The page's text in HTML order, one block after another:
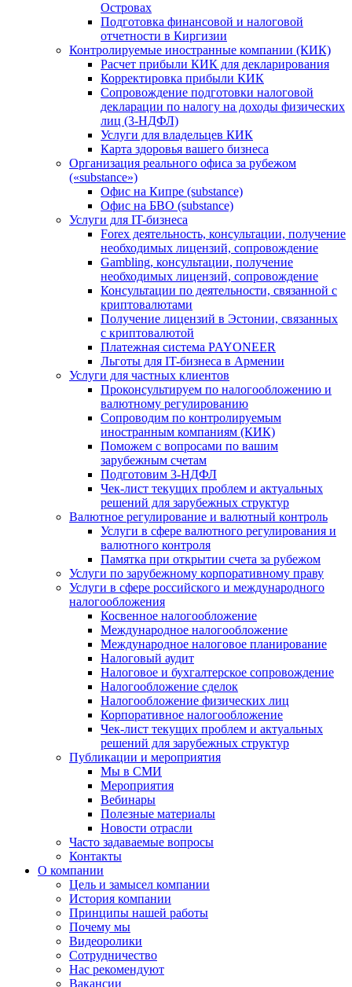
Островах
Подготовка финансовой и налоговой
отчетности в Киргизии
Контролируемые иностранные компании (КИК)
Расчет прибыли КИК для декларирования
Корректировка прибыли КИК
Сопровождение подготовки налоговой
декларации по налогу на доходы физических
лиц (3-НДФЛ)
Услуги для владельцев КИК
Карта здоровья вашего бизнеса
Организация реального офиса за рубежом
(«substance»)
Офис на Кипре (substance)
Офис на БВО (substance)
Услуги для IT-бизнеса
Forex деятельность, консультации, получение
необходимых лицензий, сопровождение
Gambling, консультации, получение
необходимых лицензий, сопровождение
Консультации по деятельности, связанной с
криптовалютами
Получение лицензий в Эстонии, связанных
с криптовалютой
Платежная система PAYONEER
Льготы для IT-бизнеса в Армении
Услуги для частных клиентов
Проконсультируем по налогообложению и
валютному регулированию
Сопроводим по контролируемым
иностранным компаниям (КИК)
Поможем с вопросами по вашим
зарубежным счетам
Подготовим 3-НДФЛ
Чек-лист текущих проблем и актуальных
решений для зарубежных структур
Валютное регулирование и валютный контроль
Услуги в сфере валютного регулирования и
валютного контроля
Памятка при открытии счета за рубежом
Услуги по зарубежному корпоративному праву
Услуги в сфере российского и международного
налогообложения
Косвенное налогообложение
Международное налогообложение
Международное налоговое планирование
Налоговый аудит
Налоговое и бухгалтерское сопровождение
Налогообложение сделок
Налогообложение физических лиц
Корпоративное налогообложение
Чек-лист текущих проблем и актуальных
решений для зарубежных структур
Публикации и мероприятия
Мы в СМИ
Мероприятия
Вебинары
Полезные материалы
Новости отрасли
Часто задаваемые вопросы
Контакты
О компании
Цель и замысел компании
История компании
Принципы нашей работы
Почему мы
Видеоролики
Сотрудничество
Нас рекомендуют
Вакансии